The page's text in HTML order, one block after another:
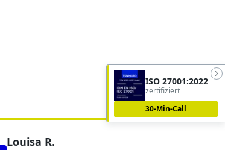
Louisa R.
ISO 27001:2022
zertifiziert
30-Min-Call